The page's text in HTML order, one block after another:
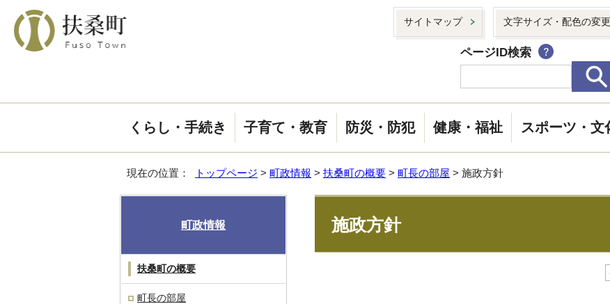
サイトマップ 文字サイズ・配色の変更
ページID検索
くらし・手続き 子育て・教育 防災・防犯 健康・福祉 スポーツ・文
現在の位置： トップページ > 町政情報 > 扶桑町の概要 > 町長の部屋 > 施政方針
施政方針
町政情報
扶桑町の概要
町長の部屋